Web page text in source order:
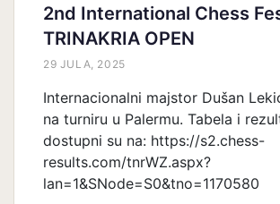
2nd International Chess
TRINAKRIA OPEN
29 JULA, 2025
Internacionalni majstor Dušan
na turniru u Palermu. Tabela i
dostupni su na: https://s2.chess-
results.com/tnrWZ.aspx?
lan=1&SNode=S0&tno=1170580